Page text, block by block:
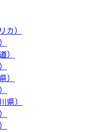
カ）
）
）
県）